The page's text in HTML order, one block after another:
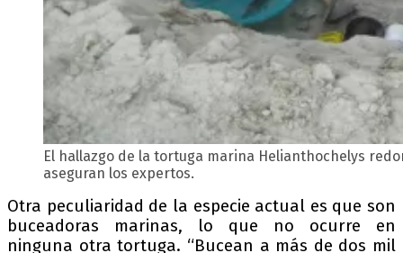
El hallazgo de la tortuga marina Helianthochelys
aseguran los expertos.
Otra peculiaridad de la especie actual es que son
buceadoras marinas, lo que no ocurre en
ninguna otra tortuga. “Bucean a más de dos mil